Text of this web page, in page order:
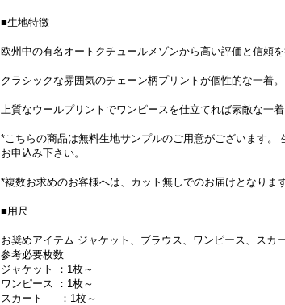
■生地特徴
欧州中の有名オートクチュールメゾンから高い評価と信頼
クラシックな雰囲気のチェーン柄プリントが個性的な一着。
上質なウールプリントでワンピースを仕立てれば素敵な一着
*こちらの商品は無料生地サンプルのご用意がございます。
お申込み下さい。
*複数お求めのお客様へは、カット無しでのお届けとなります
■用尺
お奨めアイテム ジャケット、ブラウス、ワンピース、スカ
参考必要枚数
ジャケット ：1枚～
ワンピース ：1枚～
スカート ：1枚～